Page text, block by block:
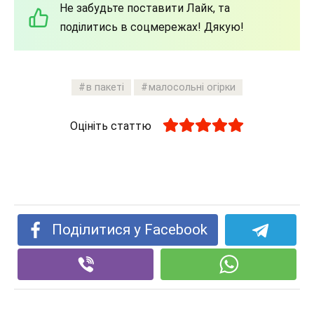
Не забудьте поставити Лайк, та
поділитись в соцмережах! Дякую!
в пакеті малосольні огірки
Оцініть статтю
Поділитися у Facebook